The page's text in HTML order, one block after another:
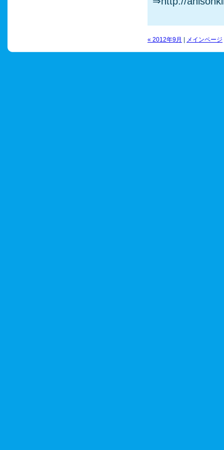
« 2012年9月 メインページ